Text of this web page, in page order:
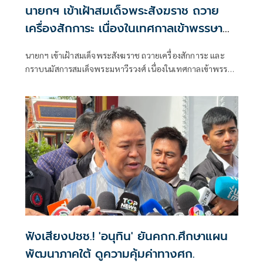
นายกฯ เข้าเฝ้าสมเด็จพระสังฆราช ถวาย
เครื่องสักการะ เนื่องในเทศกาลเข้าพรรษา
นายกฯ เข้าเฝ้าสมเด็จพระสังฆราช ถวายเครื่องสักการะ และ
กราบนมัสการสมเด็จพระมหาวีรวงศ์ เนื่องในเทศกาลเข้าพรรษา
ฟังเสียงปชช.! 'อนุทิน' ยันคกก.ศึกษาแผน
พัฒนาภาคใต้ ดูความคุ้มค่าทางศก.